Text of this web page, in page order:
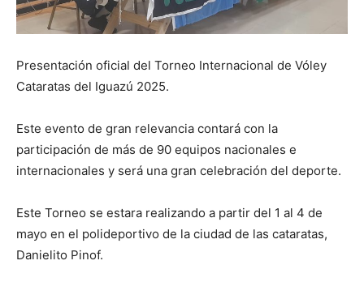
Presentación oficial del Torneo Internacional de Vóley
Cataratas del Iguazú 2025.
Este evento de gran relevancia contará con la
participación de más de 90 equipos nacionales e
internacionales y será una gran celebración del deporte.
Este Torneo se estara realizando a partir del 1 al 4 de
mayo en el polideportivo de la ciudad de las cataratas,
Danielito Pinof.